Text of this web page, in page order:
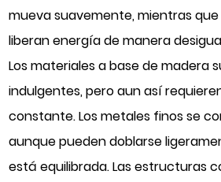
mueva suavemente, mientras
liberan energía de manera
Los materiales a base de madera
indulgentes, pero aun así
constante. Los metales finos se
aunque pueden doblarse
está equilibrada. Las estructuras